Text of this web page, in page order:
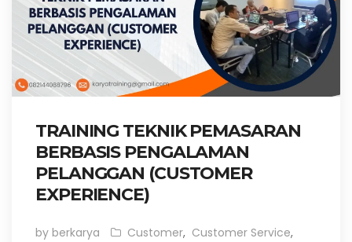
TRAINING TEKNIK PEMASARAN
BERBASIS PENGALAMAN
PELANGGAN (CUSTOMER
EXPERIENCE)
by berkarya Customer, Customer Service,